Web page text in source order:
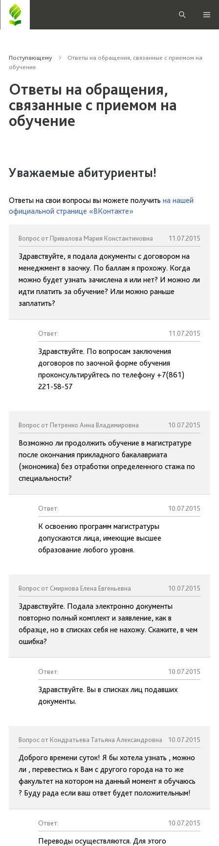
Поступающему
Ответы на обращения, связанные с приемом на
обучение
Ответы на обращения,
связанные с приемом на
обучение
Уважаемые абитуриенты!
Ответы на свои вопросы вы можете получить на нашей
официальной странице «ВКонтакте»
Вопрос от Привалова Мария Константиновна 11.07.2015
Здравствуйте, я подала документы с договором на
менеджмент в заочку. По баллам я прохожу. Когда
можно будет узнать зачислена я или нет? И можно ли
идти платить за обучение? Или можно раньше
заплатить?
Ответ: 11.07.2015
Здравствуйте. По вопросам заключения
договоров по заочной форме обучения
проконсультируйтесь по телефону +7(861)
221-58-57
Вопрос от Петренко Анна Владимировна 10.07.2015
Возможно ли продолжить обучение в магистратуре
после окончания прикладного бакалавриата
(экономика) без отработки определенного стажа по
специальности?
Ответ: 10.07.2015
К освоению программ магистратуры
допускаются лица, имеющие высшее
образование любого уровня.
Вопрос от Смирнова Елена Евгеньевна 10.07.2015
Здравствуйте. Подала электронно документы
повторно полный комплект и заявление, как в
образце, но в списках себя не нахожу. Скажите, в чем
ошибка?
Ответ: 10.07.2015
Здравствуйте. Вы в списках лиц подавших
документы.
Вопрос от Кондратьева Татьяна Александровна 10.07.2015
Доброго времени суток! Я бы хотела узнать , можно
ли , перевестись к Вам с другого города на то же
факультет на котором на данный момент я обучаюсь
? Буду рада если ваш ответ будет положительным!
Ответ: 10.07.2015
Переводы осуществляются. Для этого